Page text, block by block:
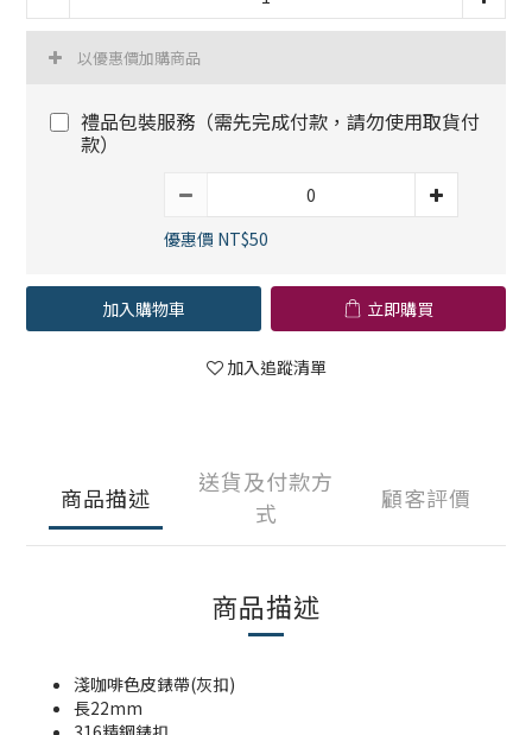
以優惠價加購商品
禮品包裝服務（需先完成付款，請勿使用取貨付
款）
優惠價 NT$50
加入購物車 立即購買
加入追蹤清單
商品描述
送貨及付款方
式
顧客評價
商品描述
淺咖啡色皮錶帶(灰扣)
長22mm